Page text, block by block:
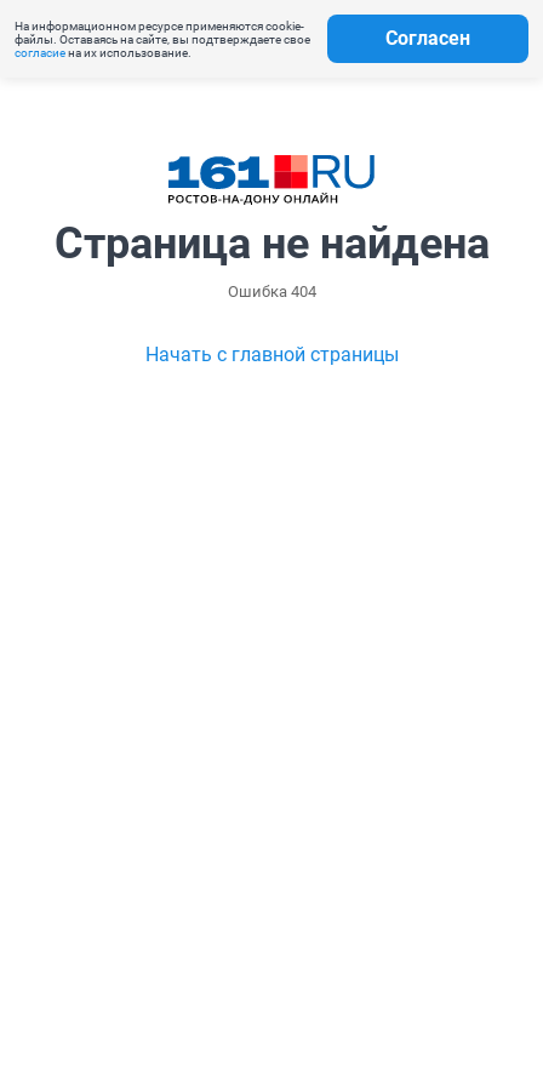
На информационном ресурсе применяются cookie-
файлы. Оставаясь на сайте, вы подтверждаете свое
согласиена их использование.
Согласен
Страница не найдена
Ошибка 404
Начать с главной страницы